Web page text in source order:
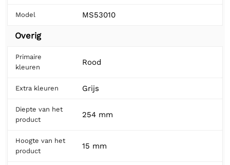
Model MS53010
Overig
Primaire
kleuren
Rood
Extra kleuren Grijs
Diepte van het
product
254 mm
Hoogte van het
product
15 mm